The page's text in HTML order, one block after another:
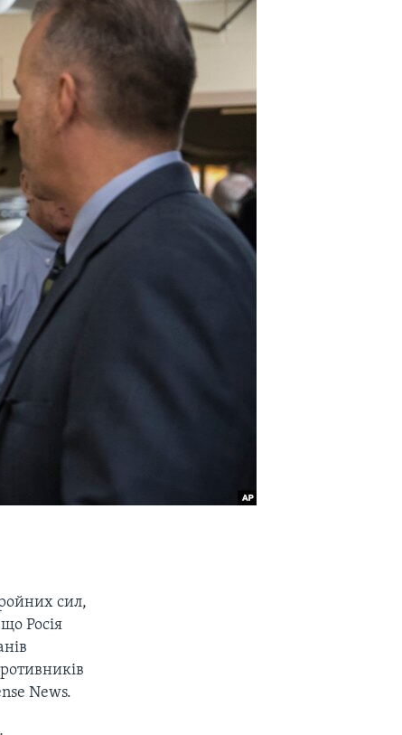
сил,
Росія
News.